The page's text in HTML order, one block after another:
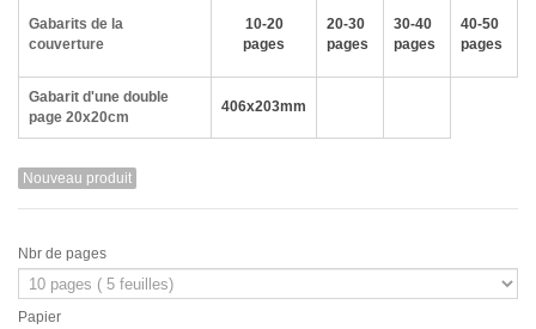
Gabarits de la
couverture
10-20
pages
20-30
pages
30-40
pages
40-50
pages
Gabarit d'une double
page 20x20cm
406x203mm
Nouveau produit
Nbr de pages
Papier